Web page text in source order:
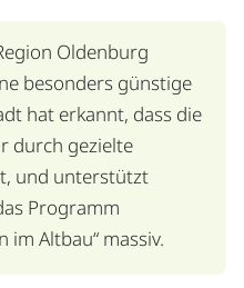
Oldenburg
besonders günstige
hat erkannt, dass die
durch gezielte
und unterstützt
Programm
Altbau“ massiv.